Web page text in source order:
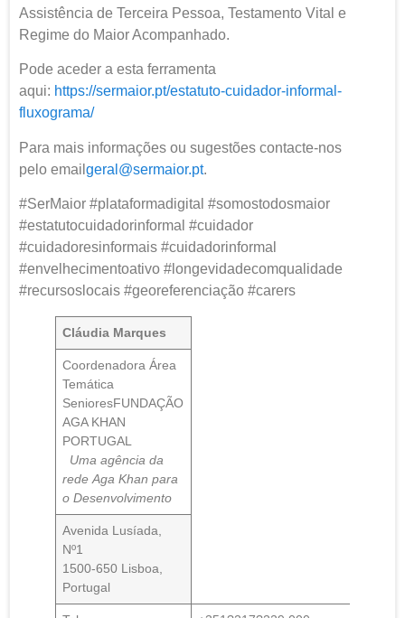
Assistência de Terceira Pessoa, Testamento Vital e
Regime do Maior Acompanhado.
Pode aceder a esta ferramenta
aqui: https://sermaior.pt/estatuto-cuidador-informal-
fluxograma/
Para mais informações ou sugestões contacte-nos
pelo email geral@sermaior.pt.
#SerMaior #plataformadigital #somostodosmaior
#estatutocuidadorinformal #cuidador
#cuidadoresinformais #cuidadorinformal
#envelhecimentoativo #longevidadecomqualidade
#recursoslocais #georeferenciação #carers
Cláudia Marques
Coordenadora Área
Temática
SenioresFUNDAÇÃO
AGA KHAN
PORTUGAL
Uma agência da
rede Aga Khan para
o Desenvolvimento
Avenida Lusíada,
Nº1
1500-650 Lisboa,
Portugal